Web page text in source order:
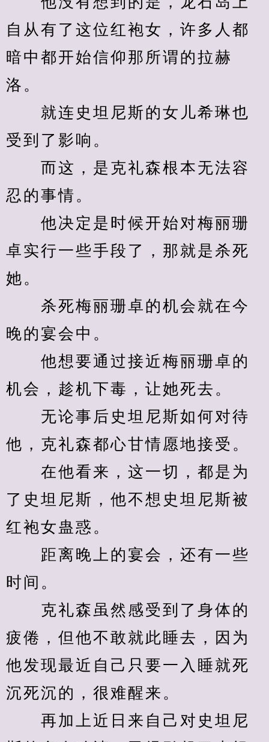
自从有了这位红袍女，许多人都
暗中都开始信仰那所谓的拉赫
洛。
就连史坦尼斯的女儿希琳也
受到了影响。
而这，是克礼森根本无法容
忍的事情。
他决定是时候开始对梅丽珊
卓实行一些手段了，那就是杀死
她。
杀死梅丽珊卓的机会就在今
晚的宴会中。
他想要通过接近梅丽珊卓的
机会，趁机下毒，让她死去。
无论事后史坦尼斯如何对待
他，克礼森都心甘情愿地接受。
在他看来，这一切，都是为
了史坦尼斯，他不想史坦尼斯被
红袍女蛊惑。
距离晚上的宴会，还有一些
时间。
克礼森虽然感受到了身体的
疲倦，但他不敢就此睡去，因为
他发现最近自己只要一入睡就死
沉死沉的，很难醒来。
再加上近日来自己对史坦尼